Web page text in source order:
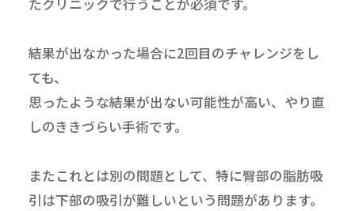
たクリニックで行うことが必須です。
結果が出なかった場合に2回目のチャレンジをし
ても、
思ったような結果が出ない可能性が高い、やり直
しのききづらい手術です。
またこれとは別の問題として、特に臀部の脂肪吸
引は下部の吸引が難しいという問題があります。